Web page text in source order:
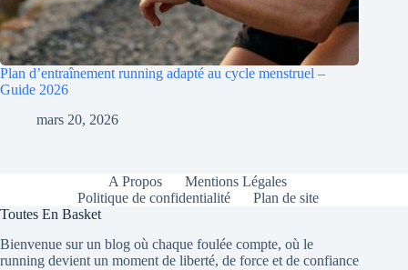
Plan d’entraînement running adapté au cycle menstruel –
Guide 2026
mars 20, 2026
A Propos
Mentions Légales
Politique de confidentialité
Plan de site
Toutes En Basket
Bienvenue sur un blog où chaque foulée compte, où le
running devient un moment de liberté, de force et de confiance